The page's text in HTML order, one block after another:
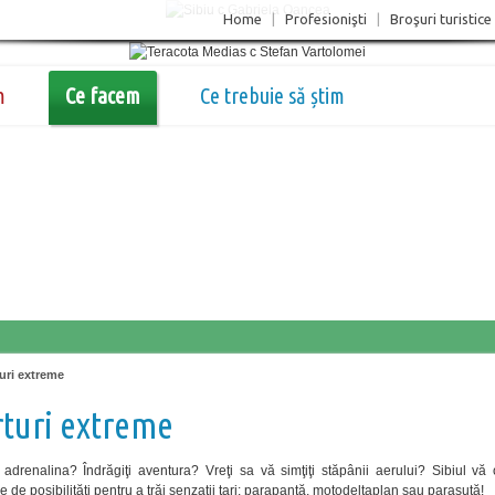
Home Profesionişti Broşuri turistice
Ce facem Ce trebuie să știm
extreme
extreme
Îndrăgiţi aventura? Vreţi sa vă simţiţi stăpânii aerului? Sibiul vă
de posibilităţi pentru a trăi senzaţii tari: parapantă, motodeltaplan sau paraşută!